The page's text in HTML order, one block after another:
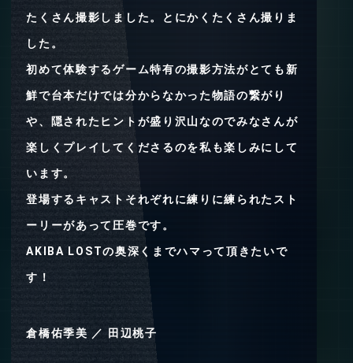
たくさん撮影しました。とにかくたくさん撮りま
した。
初めて体験するゲーム特有の撮影方法がとても新
鮮で台本だけでは分からなかった物語の繋がり
や、隠されたヒントが盛り沢山なのでみなさんが
楽しくプレイしてくださるのを私も楽しみにして
います。
登場するキャストそれぞれに練りに練られたスト
ーリーがあって圧巻です。
AKIBA LOSTの奥深くまでハマって頂きたいで
す！
倉橋佑季美 ／ 田辺桃子